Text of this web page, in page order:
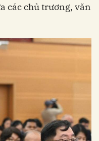
các chủ trương, văn